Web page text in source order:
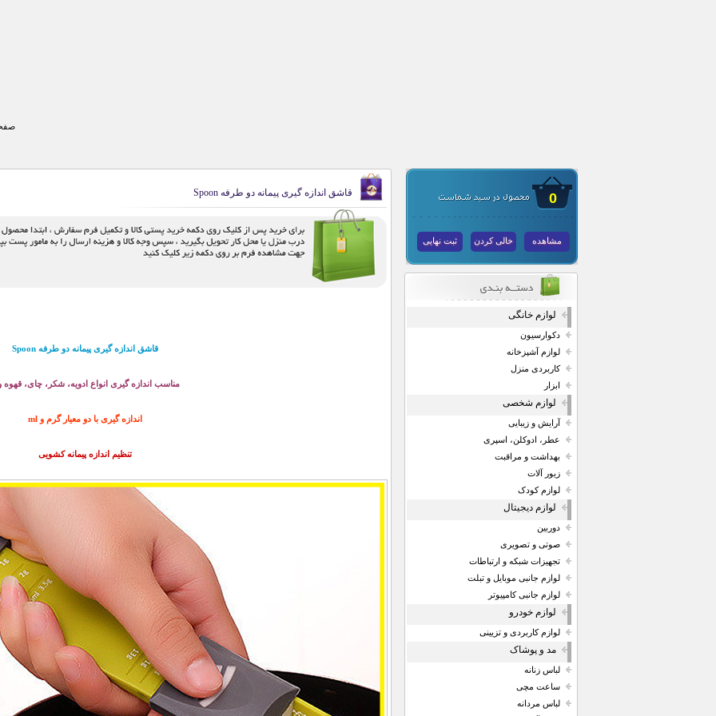
0
مشاهده خالی کردن ثبت نهایی
لوازم خانگی
دکوارسیون
لوازم آشپزخانه
کاربردی منزل
ابزار
لوازم شخصی
آرایش و زیبایی
عطر، ادوکلن، اسپری
بهداشت و مراقبت
زیور آلات
لوازم کودک
لوازم دیجیتال
دوربین
صوتی و تصویری
تجهیزات شبکه و ارتباطات
لوازم جانبی موبایل و تبلت
لوازم جانبی کامپیوتر
لوازم خودرو
لوازم کاربردی و تزیینی
مد و پوشاک
لباس زنانه
ساعت مچی
لباس مردانه
قاشق اندازه گیری پیمانه دو طرفه Spoon
قاشق اندازه گیری پیمانه دو طرفه Spoon
مناسب اندازه گیری انواع ادویه، شکر، چای، قهوه
اندازه گیری با دو معیار گرم و ml
تنظیم اندازه پیمانه کشویی